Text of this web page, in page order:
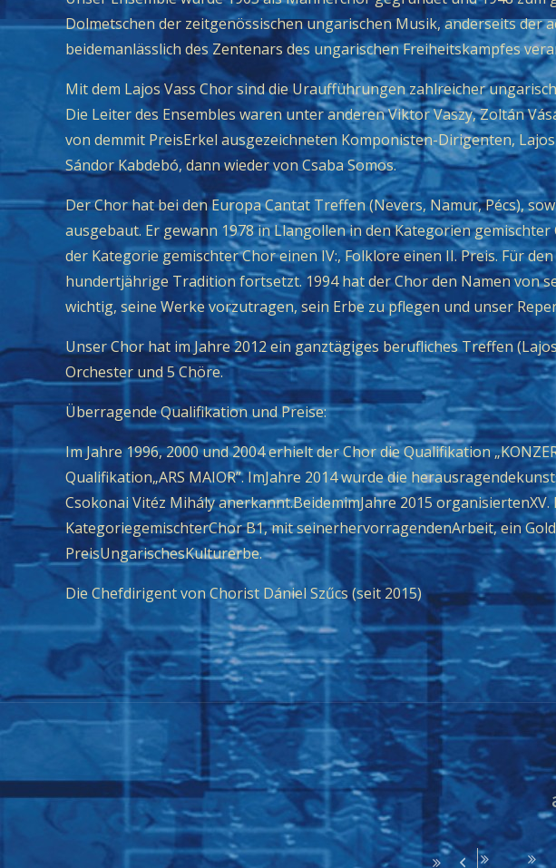
Dolmetschen der zeitgenössischen ungarischen Musik, anderseits
beidemanlässlich des Zentenars des ungarischen Freiheitskampfes
Mit dem Lajos Vass Chor sind die Uraufführungen zahlreicher
Die Leiter des Ensembles waren unter anderen Viktor Vaszy, Zoltán
von demmit PreisErkel ausgezeichneten Komponisten-Dirigenten,
Sándor Kabdebó, dann wieder von Csaba Somos.
Der Chor hat bei den Europa Cantat Treffen (Nevers, Namur, Pécs),
ausgebaut. Er gewann 1978 in Llangollen in den Kategorien
der Kategorie gemischter Chor einen IV:, Folklore einen II. Preis. Für
hundertjährige Tradition fortsetzt. 1994 hat der Chor den Namen von
wichtig, seine Werke vorzutragen, sein Erbe zu pflegen und unser
Unser Chor hat im Jahre 2012 ein ganztägiges berufliches Treffen
Orchester und 5 Chöre.
Überragende Qualifikation und Preise:
Im Jahre 1996, 2000 und 2004 erhielt der Chor die Qualifikation
Qualifikation„ARS MAIOR”. ImJahre 2014 wurde die
Csokonai Vitéz Mihály anerkannt.BeidemimJahre 2015
KategoriegemischterChor B1, mit seinerhervorragendenArbeit, ein
PreisUngarischesKulturerbe.
Die Chefdirigent von Chorist Dániel Szűcs (seit 2015)